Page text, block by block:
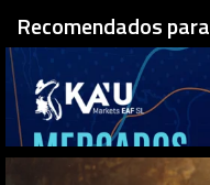
Recomendados